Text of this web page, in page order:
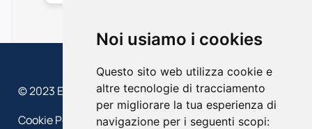
Noi usiamo i cookies
Questo sito web utilizza cookie e
altre tecnologie di tracciamento
per migliorare la tua esperienza di
navigazione per i seguenti scopi:
© 2023 EFFEDIESSE – Politecnico di Milano
Cookie Policy